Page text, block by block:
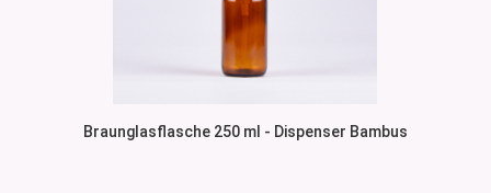
Braunglasflasche 250 ml - Dispenser Bambus